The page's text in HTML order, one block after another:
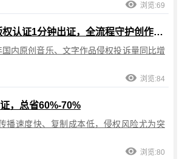
浏览:69
原创作品版权保护指南：传统版权登记周期长、流程繁琐，可信时间戳版权认证1分钟出证，全流程守护创作权益
内原创音乐、文字作品侵权投诉量同比增
浏览:84
，总省60%-70%
播速度快、复制成本低，侵权风险尤为突
浏览:80